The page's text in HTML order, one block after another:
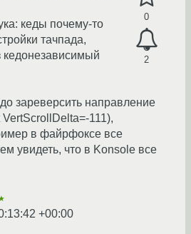
0
2
кеды почему-то
тачпада,
зареверсить направление
111),
в файрфоксе все
увидеть, что в Konsole все
+00:00